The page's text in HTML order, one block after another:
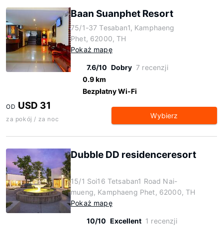
Baan Suanphet Resort
75/1-37 Tesaban1, Kamphaeng
Phet, 62000, TH
Pokaż mapę
7.6/10 Dobry 7 recenzji
0.9 km
Bezpłatny Wi-Fi
OD USD 31
za pokój / za noc Wybierz
Dubble DD residenceresort
15/1 Soi16 Tetsaban1 Road Nai-
mueng, Kamphaeng Phet, 62000, TH
Pokaż mapę
10/10 Excellent 1 recenzji